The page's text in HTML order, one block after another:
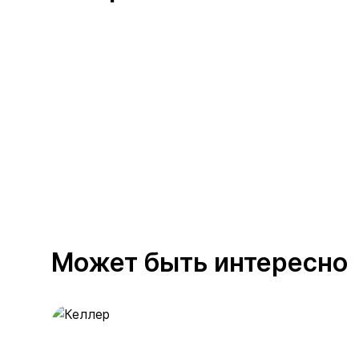
Может быть интересно